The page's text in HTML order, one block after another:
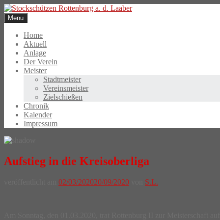
Skip
to
content
Menu
Home
Aktuell
Anlage
Der Verein
Meister
Stadtmeister
Vereinsmeister
Zielschießen
Chronik
Kalender
Impressum
Aufstieg in die Kreisoberliga
02/03/202020/09/2020 S.L.